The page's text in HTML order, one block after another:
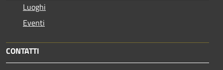
Luoghi
Eventi
CONTATTI